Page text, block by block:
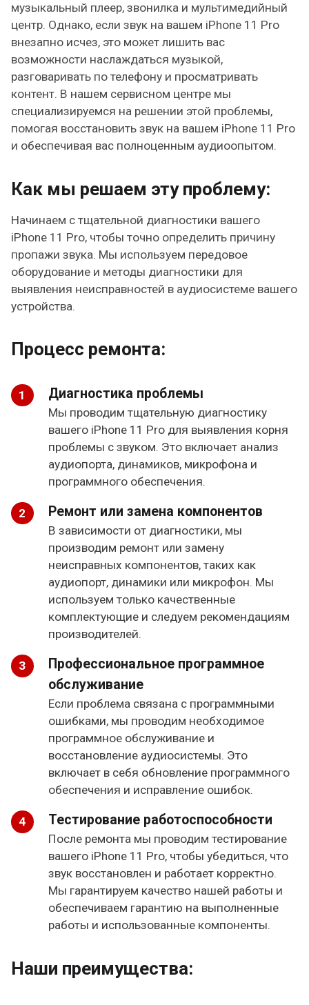
музыкальный плеер, звонилка и мультимедийный
центр. Однако, если звук на вашем iPhone 11 Pro
внезапно исчез, это может лишить вас
возможности наслаждаться музыкой,
разговаривать по телефону и просматривать
контент. В нашем сервисном центре мы
специализируемся на решении этой проблемы,
помогая восстановить звук на вашем iPhone 11 Pro
и обеспечивая вас полноценным аудиоопытом.
Как мы решаем эту проблему:
Начинаем с тщательной диагностики вашего
iPhone 11 Pro, чтобы точно определить причину
пропажи звука. Мы используем передовое
оборудование и методы диагностики для
выявления неисправностей в аудиосистеме вашего
устройства.
Процесс ремонта:
Диагностика проблемы
Мы проводим тщательную диагностику
вашего iPhone 11 Pro для выявления корня
проблемы с звуком. Это включает анализ
аудиопорта, динамиков, микрофона и
программного обеспечения.
Ремонт или замена компонентов
В зависимости от диагностики, мы
производим ремонт или замену
неисправных компонентов, таких как
аудиопорт, динамики или микрофон. Мы
используем только качественные
комплектующие и следуем рекомендациям
производителей.
Профессиональное программное
обслуживание
Если проблема связана с программными
ошибками, мы проводим необходимое
программное обслуживание и
восстановление аудиосистемы. Это
включает в себя обновление программного
обеспечения и исправление ошибок.
Тестирование работоспособности
После ремонта мы проводим тестирование
вашего iPhone 11 Pro, чтобы убедиться, что
звук восстановлен и работает корректно.
Мы гарантируем качество нашей работы и
обеспечиваем гарантию на выполненные
работы и использованные компоненты.
Наши преимущества: